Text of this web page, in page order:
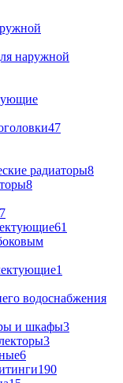
наружной
47
радиаторы8
8
61
1
водоснабжения
и шкафы3
3
6
190